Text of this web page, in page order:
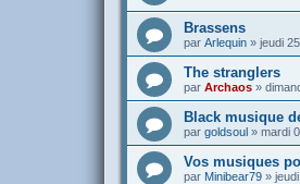
Brassens
par Arlequin » jeudi
The stranglers
par Archaos »
Black musique
par goldsoul » mardi
Vos musiques
par Minibear79 »